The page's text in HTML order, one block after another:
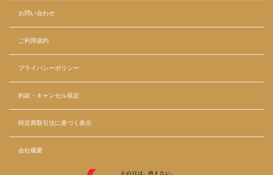
お問い合わせ
ご利用規約
プライバシーポリシー
約款・キャンセル規定
特定商取引法に基づく表示
会社概要